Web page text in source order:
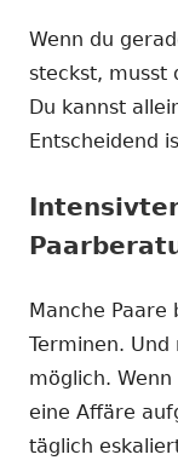
Wenn du
steckst, musst
Du kannst
Entscheidend
Manche Paare
Terminen.
möglich.
eine Affäre
täglich